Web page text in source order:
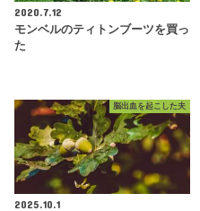
2020.7.12
モンベルのティトンブーツを買っ
た
脳出血を起こした夫
2025.10.1